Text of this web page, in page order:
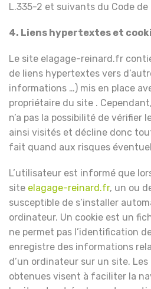
L.335-2 et suivants du Code
4. Liens hypertextes et
Le site elagage-reinard.fr
de liens hypertextes vers
informations …) mis en place
propriétaire du site .
n’a pas la possibilité de vérifier
ainsi visités et décline donc
fait quand aux risques
L’utilisateur est informé que
site elagage-reinard.fr, un ou
susceptible de s’installer
ordinateur. Un cookie est un
ne permet pas l’identification
enregistre des informations
d’un ordinateur sur un site. Les
obtenues visent à faciliter la